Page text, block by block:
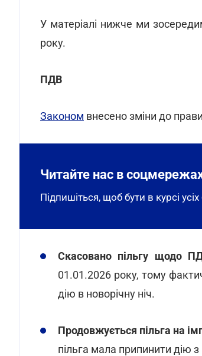
У матеріалі нижче ми
року.
ПДВ
Законом внесено зміни до
Читайте нас в
Підпишіться, щоб бути в курсі
Скасовано пільгу щодо
01.01.2026 року, тому
дію в новорічну ніч.
Продовжується пільга на
пільга мала припинити дію